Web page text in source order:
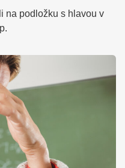
na podložku s hlavou v